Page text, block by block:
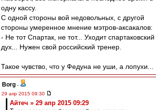
одну кассу.
С одной стороны вой недовольных, с другой
стороны умеренное мнение мэтров-аксакалов:
- Не тот Спартак, не тот... Уходит спартаковский
дух... Нужен свой российский тренер.
Такое чувство, что у Федуна не уши, а лопухи...
Borg -
29 апр 2015 09:30
Айтеч » 29 апр 2015 09:29